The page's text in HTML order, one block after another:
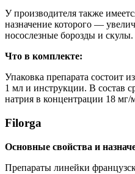
У производителя также
назначение которого —
носослезные борозды и скулы.
Что в комплекте:
Упаковка препарата состоит
1 мл и инструкции. В состав
натрия в концентрации 18 мг/
Filorga
Основные свойства и
Препараты линейки